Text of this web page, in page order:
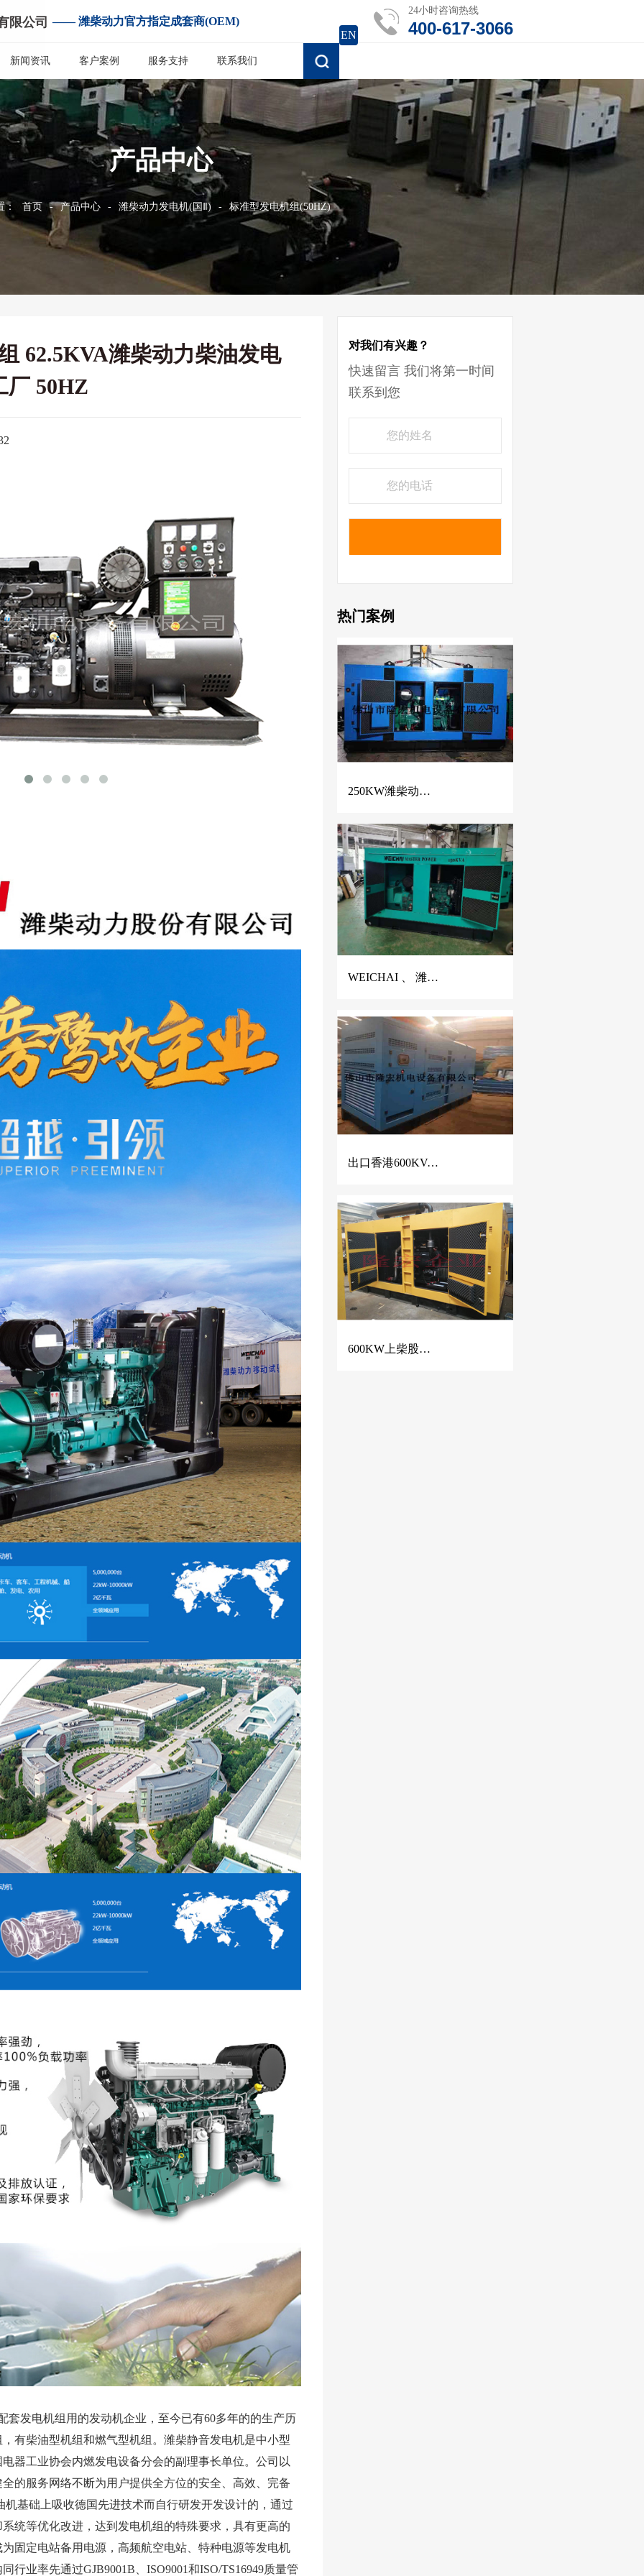
限公司
—— 潍柴动力官方指定成套商(OEM)
EN
24小时咨询热线
400-617-3066
新闻资讯 客户案例 服务支持 联系我们
产品中心
： 首页 - 产品中心 - 潍柴动力发电机(国Ⅱ) - 标准型发电机组(50HZ)
62.5KVA潍柴动力柴油发电
厂 50HZ
发电机组用的发动机企业，至今已有60多年的的生产历
有柴油型机组和燃气型机组。潍柴静音发电机是中小型
器工业协会内燃发电设备分会的副理事长单位。公司以
的服务网络不断为用户提供全方位的安全、高效、完备
基础上吸收德国先进技术而自行研发开发设计的，通过
统等优化改进，达到发电机组的特殊要求，具有更高的
固定电站备用电源，高频航空电站、特种电源等发电机
行业率先通过GJB9001B、ISO9001和ISO/TS16949质量管
对我们有兴趣？
快速留言 我们将第一时间
联系到您
热门案例
250KW潍柴动力静音柴油发电机组 LHGF-250 / WP10D320E200
WEICHAI 、 潍柴静音发电机、潍柴发电机、150KVA潍柴发电机、佛山潍柴发电机
出口香港600KVA康明斯静音柴油发电机组
600KW上柴股份静音柴油发电机组 出口非洲尼日利亚，装车发货